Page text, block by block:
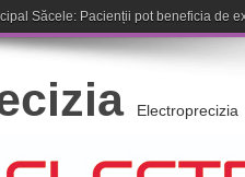
CSM Săcele întâlne
Electroprecizia